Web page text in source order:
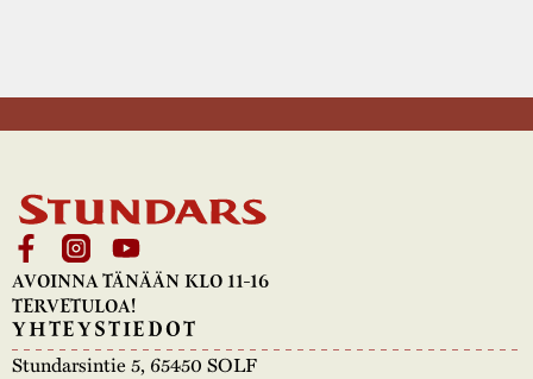
AVOINNA TÄNÄÄN KLO 11-16
TERVETULOA!
YHTEYSTIEDOT
Stundarsintie 5, 65450 SOLF